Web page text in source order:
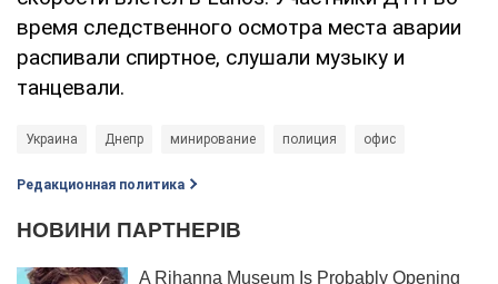
время следственного осмотра места аварии
распивали спиртное, слушали музыку и
танцевали.
Украина Днепр минирование полиция офис
Редакционная политика